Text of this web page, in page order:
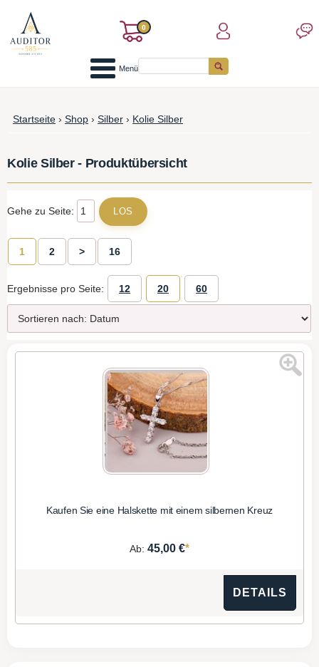
0
Menü
Startseite › Shop › Silber › Kolie Silber
Kolie Silber - Produktübersicht
Gehe zu Seite:
1 2 > 16
Ergebnisse pro Seite: 12 20 60
Kaufen Sie eine Halskette mit einem silbernen Kreuz
Ab: 45,00 €*
DETAILS